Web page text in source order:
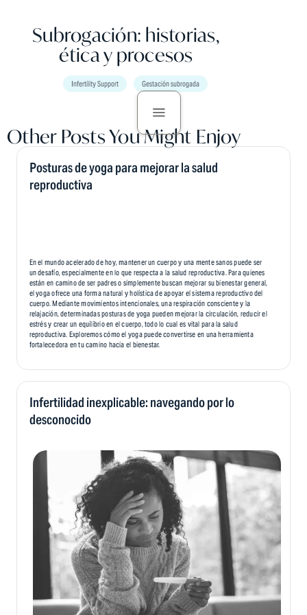
Subrogación: historias,
ética y procesos
Infertility Support Gestación subrogada
Other Posts You Might Enjoy
Posturas de yoga para mejorar la salud
reproductiva
En el mundo acelerado de hoy, mantener un cuerpo y una mente sanos puede ser
un desafío, especialmente en lo que respecta a la salud reproductiva. Para quienes
están en camino de ser padres o simplemente buscan mejorar su bienestar general,
el yoga ofrece una forma natural y holística de apoyar el sistema reproductivo del
cuerpo. Mediante movimientos intencionales, una respiración consciente y la
relajación, determinadas posturas de yoga pueden mejorar la circulación, reducir el
estrés y crear un equilibrio en el cuerpo, todo lo cual es vital para la salud
reproductiva. Exploremos cómo el yoga puede convertirse en una herramienta
fortalecedora en tu camino hacia el bienestar.
Infertilidad inexplicable: navegando por lo
desconocido